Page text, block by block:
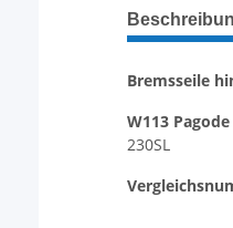
weitere
Bremsseile
W113 Pagode
230SL